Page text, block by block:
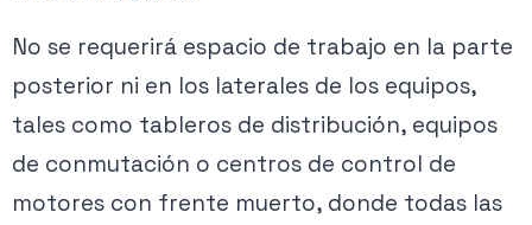
No se requerirá espacio de trabajo en la parte
posterior ni en los laterales de los equipos,
tales como tableros de distribución, equipos
de conmutación o centros de control de
motores con frente muerto, donde todas las